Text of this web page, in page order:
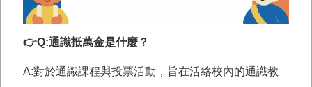
👉Q:通識抵萬金是什麼？
A:對於通識課程與投票活動，旨在活絡校內的通識教